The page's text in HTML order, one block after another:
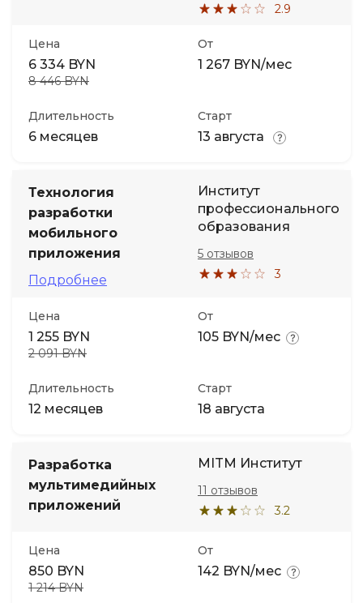
2.9
Цена
6 334 BYN
8 446 BYN
От
1 267 BYN/мес
Длительность
6 месяцев
Старт
13 августа
Технология
разработки
мобильного
приложения
Подробнее
Институт
профессионального
образования
3
5 отзывов
Цена
1 255 BYN
2 091 BYN
От
105 BYN/мес
Длительность
12 месяцев
Старт
18 августа
Разработка
мультимедийных
приложений
MITM Институт
3.2
11 отзывов
Цена
850 BYN
1 214 BYN
От
142 BYN/мес